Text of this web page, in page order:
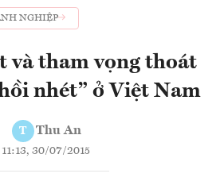
NGHIỆP
và tham vọng thoát
nhét” ở Việt Nam
T Thu An
11:13, 30/07/2015